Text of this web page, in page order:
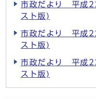
市政だより 平成
スト版)
市政だより 平成
スト版)
市政だより 平成
スト版)